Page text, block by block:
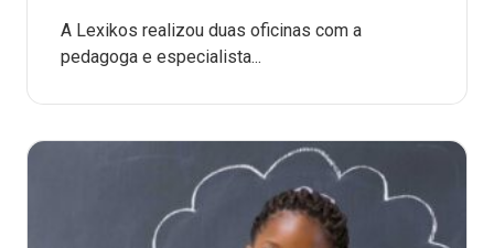
A Lexikos realizou duas oficinas com a
pedagoga e especialista...